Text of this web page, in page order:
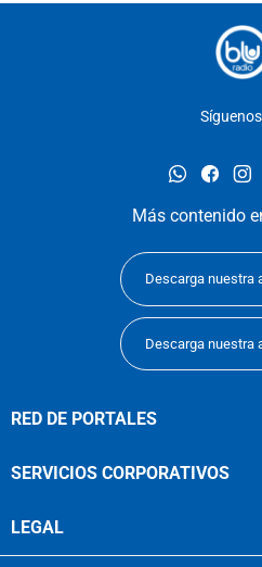
whatsapp
Más contenido
Descarga nuestra
Descarga nuestra
RED DE PORTALES
SERVICIOS CORPORATIVOS
LEGAL